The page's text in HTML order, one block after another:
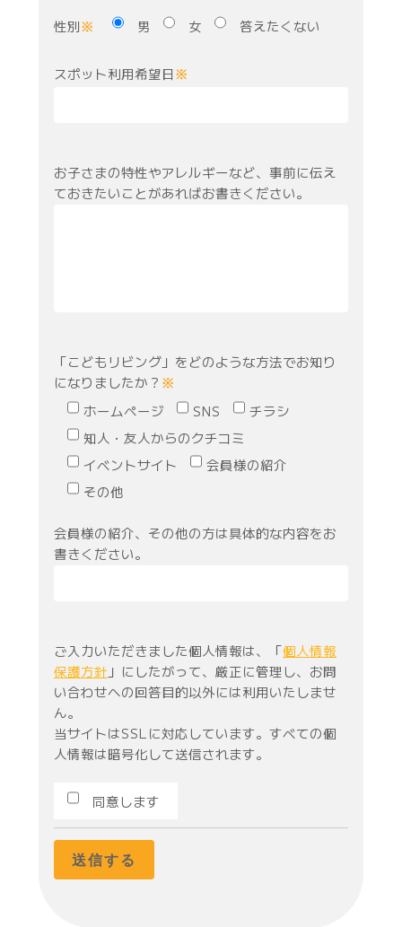
性別※ 男 女 答えたくない
スポット利用希望日 ※
お子さまの特性やアレルギーなど、事前に伝え
ておきたいことがあればお書きください。
「こどもリビング」をどのような方法でお知り
になりましたか？ ※
ホームページ SNS
チラシ
知人・友人からのクチコミ
イベントサイト
会員様の紹介
その他
会員様の紹介、その他の方は具体的な内容をお
書きください。
ご入力いただきました個人情報は、「個人情報
保護方針 」にしたがって、厳正に管理し、お問
い合わせへの回答目的以外には利用いたしませ
ん。
当サイトはSSLに対応しています。すべての個
人情報は暗号化して送信されます。
同意します